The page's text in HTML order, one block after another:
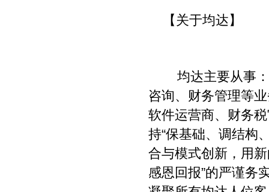
【关于均达】
均达主要从事
咨询、财务管理等
软件运营商、财务
持“保基础、调结构
合与模式创新，用
感恩回报”的严谨务